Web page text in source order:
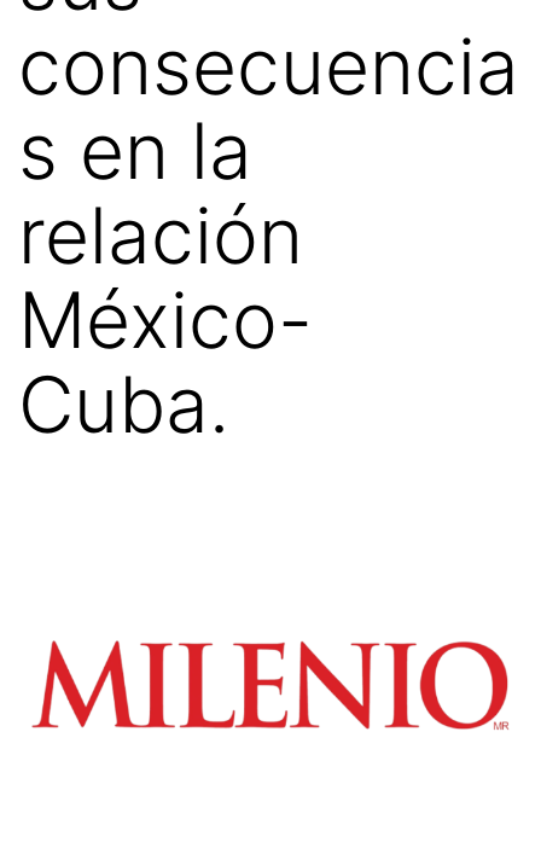
consecuencia
s en la
relación
México-
Cuba.